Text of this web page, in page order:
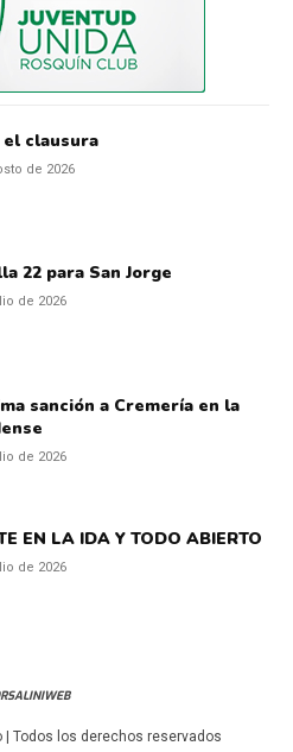
el clausura
de 2026
22 para San Jorge
de 2026
sanción a Cremería en la
de 2026
EN LA IDA Y TODO ABIERTO
de 2026
| Todos los derechos reservados